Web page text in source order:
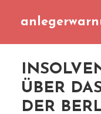
ÜBER
DER